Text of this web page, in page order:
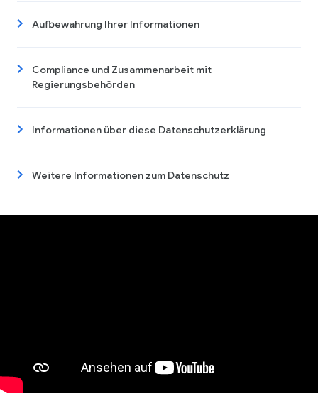
Aufbewahrung Ihrer Informationen
Compliance und Zusammenarbeit mit
Regierungsbehörden
Informationen über diese Datenschutzerklärung
Weitere Informationen zum Datenschutz